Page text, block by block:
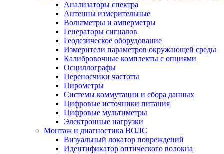
Анализаторы спектра
Антенны измерительные
Вольтметры и амперметры
Генераторы сигналов
Геодезическое оборудование
Измерители параметров окружающей среды
Калибровочные комплекты с опциями
Осциллографы
Переносчики частоты
Пирометры
Системы коммутации и сбора данных
Цифровые источники питания
Цифровые мультиметры
Электронные нагрузки
Монтаж и диагностика ВОЛС
Визуальный локатор повреждений
Идентификатор оптического волокна